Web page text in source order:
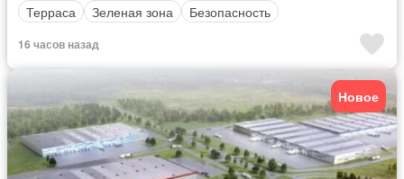
Терраса
Зеленая зона Безопасность
16 часов назад
Новое